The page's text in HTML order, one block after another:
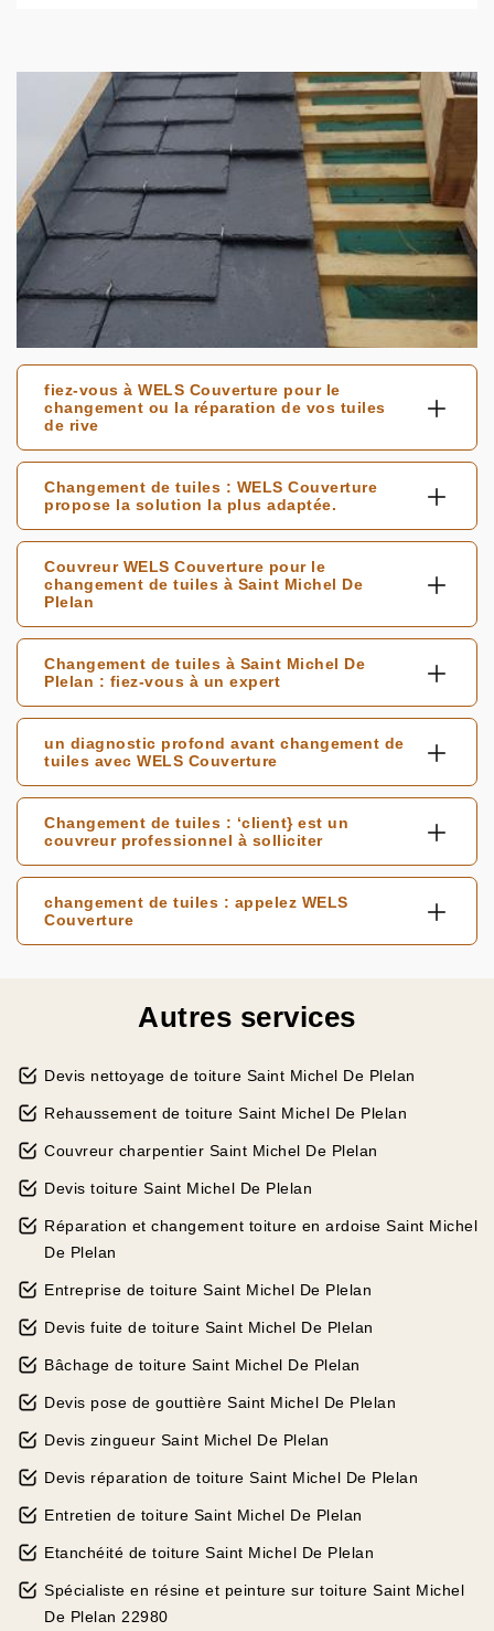
fiez-vous à WELS Couverture pour le
changement ou la réparation de vos tuiles
de rive
Changement de tuiles : WELS Couverture
propose la solution la plus adaptée.
Couvreur WELS Couverture pour le
changement de tuiles à Saint Michel De
Plelan
Changement de tuiles à Saint Michel De
Plelan : fiez-vous à un expert
un diagnostic profond avant changement de
tuiles avec WELS Couverture
Changement de tuiles : ‘client} est un
couvreur professionnel à solliciter
changement de tuiles : appelez WELS
Couverture
Autres services
Devis nettoyage de toiture Saint Michel De Plelan
Rehaussement de toiture Saint Michel De Plelan
Couvreur charpentier Saint Michel De Plelan
Devis toiture Saint Michel De Plelan
Réparation et changement toiture en ardoise Saint Michel
De Plelan
Entreprise de toiture Saint Michel De Plelan
Devis fuite de toiture Saint Michel De Plelan
Bâchage de toiture Saint Michel De Plelan
Devis pose de gouttière Saint Michel De Plelan
Devis zingueur Saint Michel De Plelan
Devis réparation de toiture Saint Michel De Plelan
Entretien de toiture Saint Michel De Plelan
Etanchéité de toiture Saint Michel De Plelan
Spécialiste en résine et peinture sur toiture Saint Michel
De Plelan 22980